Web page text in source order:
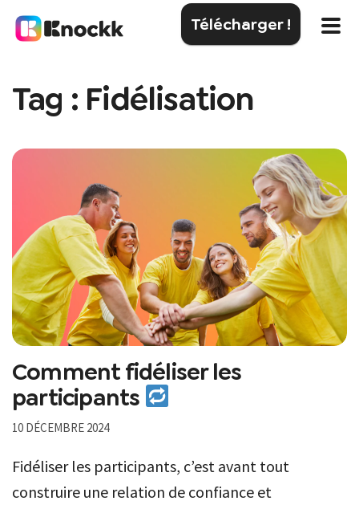
Télécharger !
Tag : Fidélisation
Comment fidéliser les
participants
10 DÉCEMBRE 2024
Fidéliser les participants, c’est avant tout
construire une relation de confiance et